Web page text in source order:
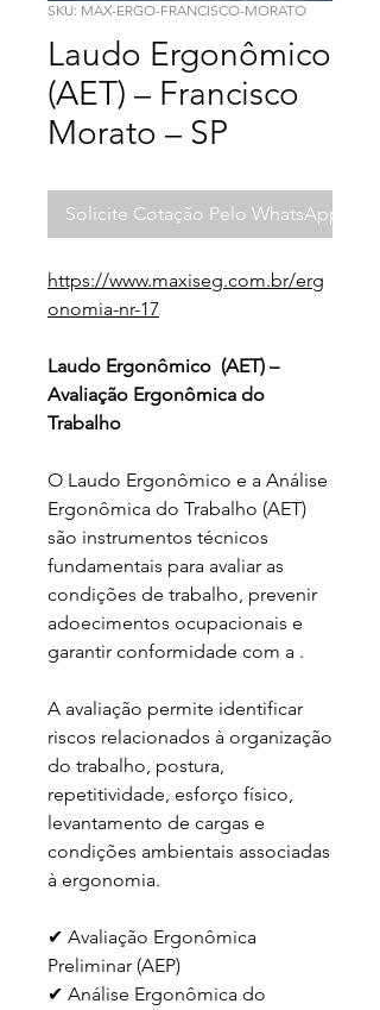
SKU: MAX-ERGO-FRANCISCO-MORATO
Laudo Ergonômico
(AET) – Francisco
Morato – SP
Solicite Cotação Pelo WhatsApp
https://www.maxiseg.com.br/erg
onomia-nr-17
Laudo Ergonômico  (AET) –
Avaliação Ergonômica do
Trabalho
O Laudo Ergonômico e a Análise
Ergonômica do Trabalho (AET)
são instrumentos técnicos
fundamentais para avaliar as
condições de trabalho, prevenir
adoecimentos ocupacionais e
garantir conformidade com a .
A avaliação permite identificar
riscos relacionados à organização
do trabalho, postura,
repetitividade, esforço físico,
levantamento de cargas e
condições ambientais associadas
à ergonomia.
✔ Avaliação Ergonômica
Preliminar (AEP)
✔ Análise Ergonômica do